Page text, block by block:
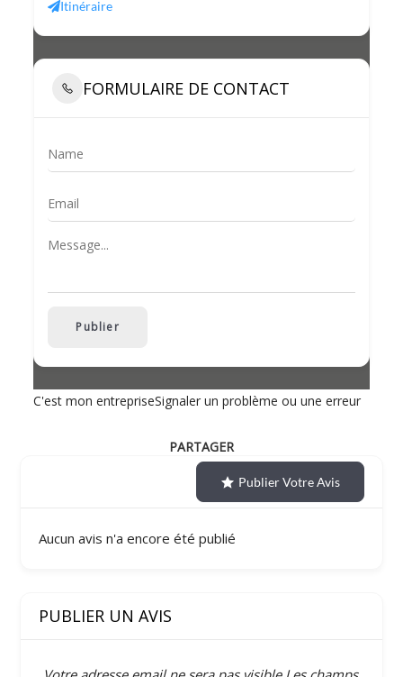
Itinéraire
FORMULAIRE DE CONTACT
Publier
C'est mon entrepriseSignaler un problème ou une erreur
PARTAGER
Publier Votre Avis
Aucun avis n'a encore été publié
PUBLIER UN AVIS